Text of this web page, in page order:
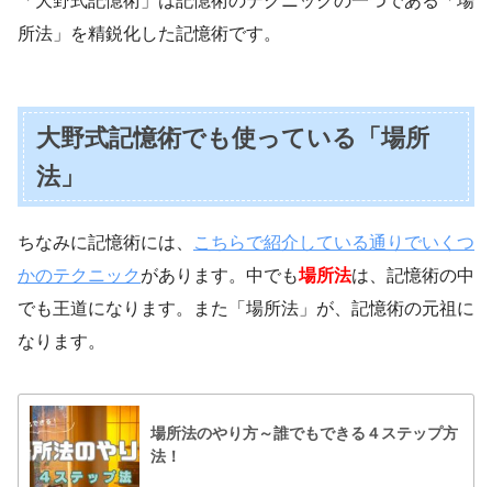
所法」を精鋭化した記憶術です。
大野式記憶術でも使っている「場所
法」
ちなみに記憶術には、
こちらで紹介している通りでいくつ
かのテクニック があります。中でも場所法は、記憶術の中
でも王道になります。また「場所法」が、記憶術の元祖に
なります。
場所法のやり方～誰でもできる４ステップ方
法！